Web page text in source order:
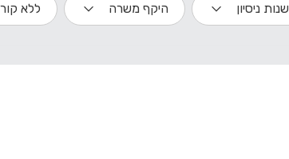
שנות ניסיון היקף משרה ללא